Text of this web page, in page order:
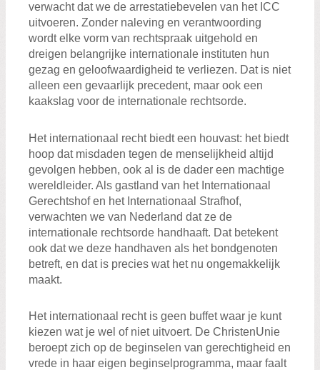
verwacht dat we de arrestatiebevelen van het ICC
uitvoeren. Zonder naleving en verantwoording
wordt elke vorm van rechtspraak uitgehold en
dreigen belangrijke internationale instituten hun
gezag en geloofwaardigheid te verliezen. Dat is niet
alleen een gevaarlijk precedent, maar ook een
kaakslag voor de internationale rechtsorde.
Het internationaal recht biedt een houvast: het biedt
hoop dat misdaden tegen de menselijkheid altijd
gevolgen hebben, ook al is de dader een machtige
wereldleider. Als gastland van het Internationaal
Gerechtshof en het Internationaal Strafhof,
verwachten we van Nederland dat ze de
internationale rechtsorde handhaaft. Dat betekent
ook dat we deze handhaven als het bondgenoten
betreft, en dat is precies wat het nu ongemakkelijk
maakt.
Het internationaal recht is geen buffet waar je kunt
kiezen wat je wel of niet uitvoert. De ChristenUnie
beroept zich op de beginselen van gerechtigheid en
vrede in haar eigen beginselprogramma, maar faalt